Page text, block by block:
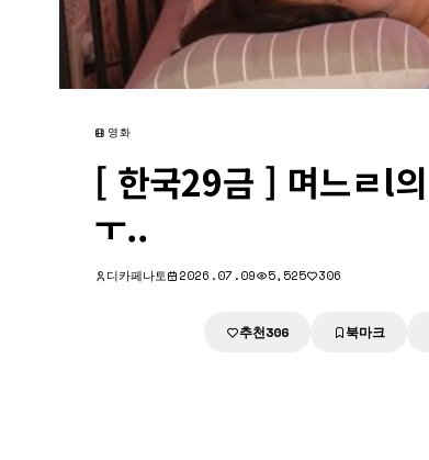
영화
[ 한국29금 ] 며느ㄹl
ㅜ..
디카페나토 2026.07.09 5,525 306
추천306 북마크